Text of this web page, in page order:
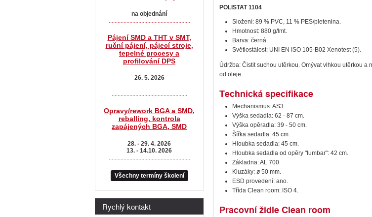
POLISTAT 1104
Složení: 89 % PVC, 11 % PES/pletenina.
Hmotnost: 880 g/lmt.
Barva: černá.
Světlostálost: UNI EN ISO 105-B02 Xenotest (5).
Údržba: Čistit suchou utěrkou. Omývat vlhkou utěrkou
od oleje.
Technická specifikace
Mechanismus: AS3.
Výška sedadla: 62 - 87 cm.
Výška opěradla: 39 - 50 cm.
Šířka sedadla: 45 cm.
Hloubka sedadla: 45 cm.
Hloubka sedadla od opěry "lumbar": 42 cm.
Základna: AL 700.
Kluzáky: ø 50 mm.
ESD provedení: ano.
Třída Clean room: ISO 4.
Pracovní židle Clean room
na objednání
Pájení SMD a THT v SMT,
ruční pájení, pájecí stroje,
tepelné procesy a
profilování DPS
26. 5. 2026
...................................................
Opravy/rework BGA a SMD,
reballing, kontrola
zapájených BGA, SMD
28. - 29. 4. 2026
13. - 14.10. 2026
Všechny termíny školení
Rychlý kontakt